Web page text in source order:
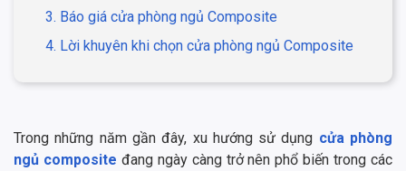
3. Báo giá cửa phòng ngủ Composite
4. Lời khuyên khi chọn cửa phòng ngủ Composite
Trong những năm gần đây, xu hướng sử dụng cửa phòng
ngủ composite đang ngày càng trở nên phổ biến trong các